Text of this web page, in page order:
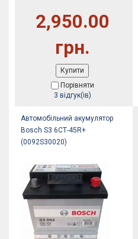
2,950.00
грн.
Купити
Порівняти
3 відгук(ів)
Автомобільний акумулятор
Bosch S3 6СТ-45R+
(0092S30020)